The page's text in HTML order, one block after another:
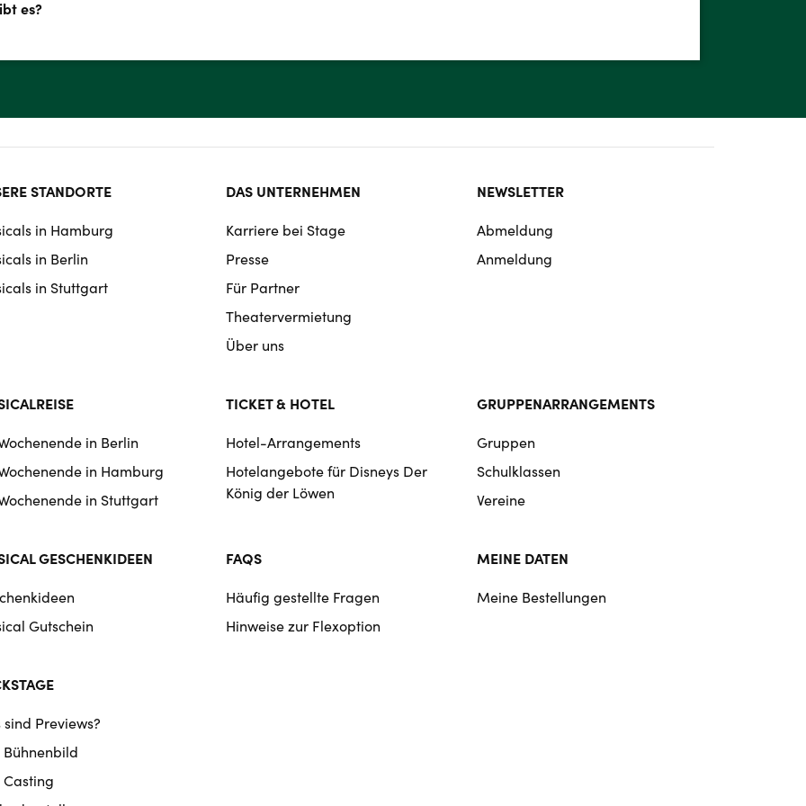
es?
STANDORTE
in Hamburg
in Berlin
in Stuttgart
DAS UNTERNEHMEN
Karriere bei Stage
Presse
Für Partner
Theatervermietung
Über uns
NEWSLETTER
Abmeldung
Anmeldung
in Berlin
in Hamburg
in Stuttgart
TICKET & HOTEL
Hotel-Arrangements
Hotelangebote für Disneys Der
König der Löwen
GRUPPENARRANGEMENTS
Gruppen
Schulklassen
Vereine
GESCHENKIDEEN
Gutschein
FAQS
Häufig gestellte Fragen
Hinweise zur Flexoption
MEINE DATEN
Meine Bestellungen
sind Previews?
Bühnenbild
Casting